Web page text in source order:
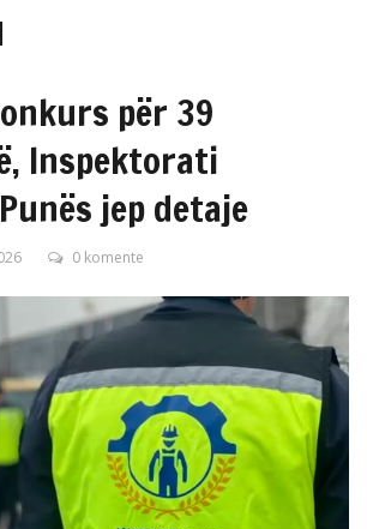
për 39
Inspektorati
jep detaje
0 komente